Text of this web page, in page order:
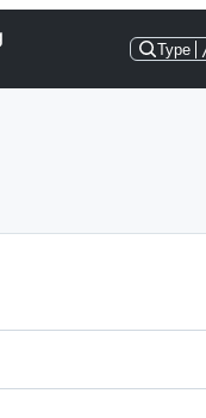
Type